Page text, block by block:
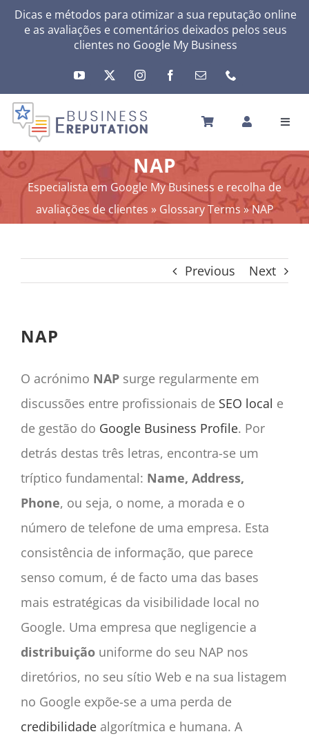
SkipDicas e métodos para otimizar a sua reputação online
e as avaliações e comentários deixados pelos seus
clientes no Google My Business
INÍCIO
A SUA REPUTAÇÃO
A SUA ATIVIDADE
MEUS SERVIÇOS
CAIXA
A MINHA CONTA
SEARCH
FOR:
Português
NAP
Especialista em Google My Business e recolha de
avaliações de clientes » Glossary Terms »NAP
Previous Next
NAP
O acrónimo NAP surge regularmente em
discussões entre profissionais de SEO local e
de gestão do Google Business Profile. Por
detrás destas três letras, encontra-se um
tríptico fundamental: Name, Address,
Phone, ou seja, o nome, a morada e o
número de telefone de uma empresa. Esta
consistência de informação, que parece
senso comum, é de facto uma das bases
mais estratégicas da visibilidade local no
Google. Uma empresa que negligencie a
distribuição uniforme do seu NAP nos
diretórios, no seu sítio Web e na sua listagem
no Google expõe-se a uma perda de
credibilidade algorítmica e humana. A